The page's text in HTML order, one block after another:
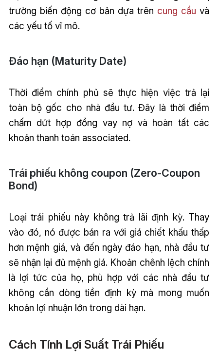
trường biến động cơ bản dựa trên cung cầu và
các yếu tố vĩ mô.
Đáo hạn (Maturity Date)
Thời điểm chính phủ sẽ thực hiện việc trả lại
toàn bộ gốc cho nhà đầu tư. Đây là thời điểm
chấm dứt hợp đồng vay nợ và hoàn tất các
khoản thanh toán associated.
Trái phiếu không coupon (Zero-Coupon
Bond)
Loại trái phiếu này không trả lãi định kỳ. Thay
vào đó, nó được bán ra với giá chiết khấu thấp
hơn mệnh giá, và đến ngày đáo hạn, nhà đầu tư
sẽ nhận lại đủ mệnh giá. Khoản chênh lệch chính
là lợi tức của họ, phù hợp với các nhà đầu tư
không cần dòng tiền định kỳ mà mong muốn
khoản lợi nhuận lớn trong dài hạn.
Cách Tính Lợi Suất Trái Phiếu